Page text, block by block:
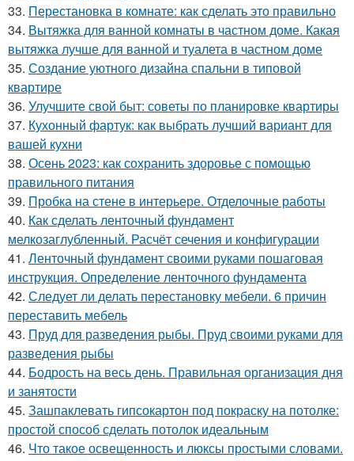
33. Перестановка в комнате: как сделать это правильно
34. Вытяжка для ванной комнаты в частном доме. Какая
вытяжка лучше для ванной и туалета в частном доме
35. Создание уютного дизайна спальни в типовой
квартире
36. Улучшите свой быт: советы по планировке квартиры
37. Кухонный фартук: как выбрать лучший вариант для
вашей кухни
38. Осень 2023: как сохранить здоровье с помощью
правильного питания
39. Пробка на стене в интерьере. Отделочные работы
40. Как сделать ленточный фундамент
мелкозаглубленный. Расчёт сечения и конфигурации
41. Ленточный фундамент своими руками пошаговая
инструкция. Определение ленточного фундамента
42. Следует ли делать перестановку мебели. 6 причин
переставить мебель
43. Пруд для разведения рыбы. Пруд своими руками для
разведения рыбы
44. Бодрость на весь день. Правильная организация дня
и занятости
45. Зашпаклевать гипсокартон под покраску на потолке:
простой способ сделать потолок идеальным
46. Что такое освещенность и люксы простыми словами.